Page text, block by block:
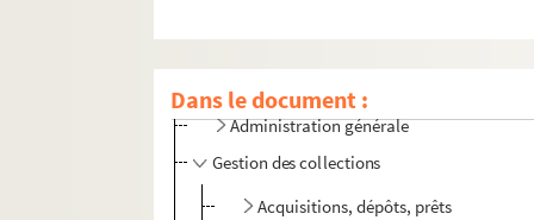
Dans le document :
Epoque Eugène-Humbert Guitard
Administration générale
Gestion des collections
Acquisitions, dépôts, prêts